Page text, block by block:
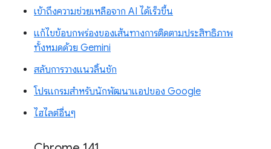
เข้าถึงความช่วยเหลือจาก AI ได้เร็วขึ้น
แก้ไขข้อบกพร่องของเส้นทางการติดตามประสิทธิภาพ
ทั้งหมดด้วย Gemini
สลับการวางแนวลิ้นชัก
โปรแกรมสำหรับนักพัฒนาแอปของ Google
ไฮไลต์อื่นๆ